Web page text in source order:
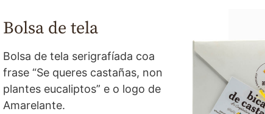
Bolsa de tela
Bolsa de tela serigrafíada coa
frase “Se queres castañas, non
plantes eucaliptos” e o logo de
Amarelante.